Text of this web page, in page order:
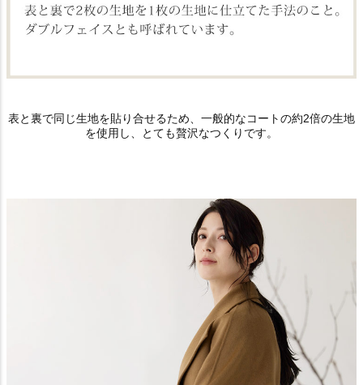
表と裏で同じ生地を貼り合せるため、一般的なコートの約2倍の生地
を使用し、とても贅沢なつくりです。